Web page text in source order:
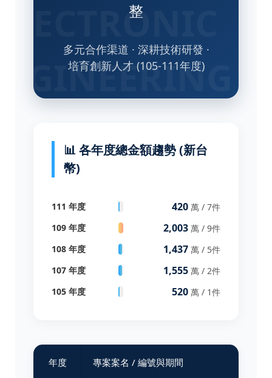
整
多元合作渠道 · 深耕技術研發 ·
培育創新人才 (105-111年度)
📊 各年度總金額趨勢 (新台
幣)
111 年度 420 萬 / 7件
109 年度
2,003 萬 / 9件
108 年度
1,437 萬 / 5件
107 年度
1,555 萬 / 2件
105 年度
520 萬 / 1件
年度 專案案名 / 編號與期間